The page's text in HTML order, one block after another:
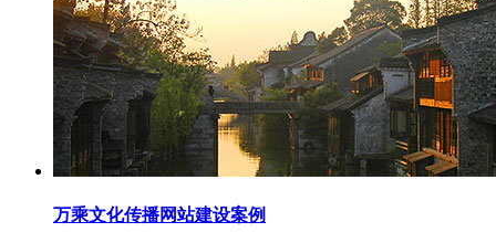
万乘文化传播网站建设案例